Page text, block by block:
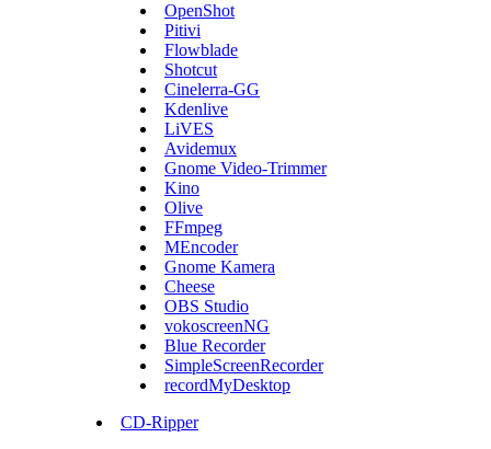
OpenShot
Pitivi
Flowblade
Shotcut
Cinelerra-GG
Kdenlive
LiVES
Avidemux
Gnome Video-Trimmer
Kino
Olive
FFmpeg
MEncoder
Gnome Kamera
Cheese
OBS Studio
vokoscreenNG
Blue Recorder
SimpleScreenRecorder
recordMyDesktop
CD-Ripper